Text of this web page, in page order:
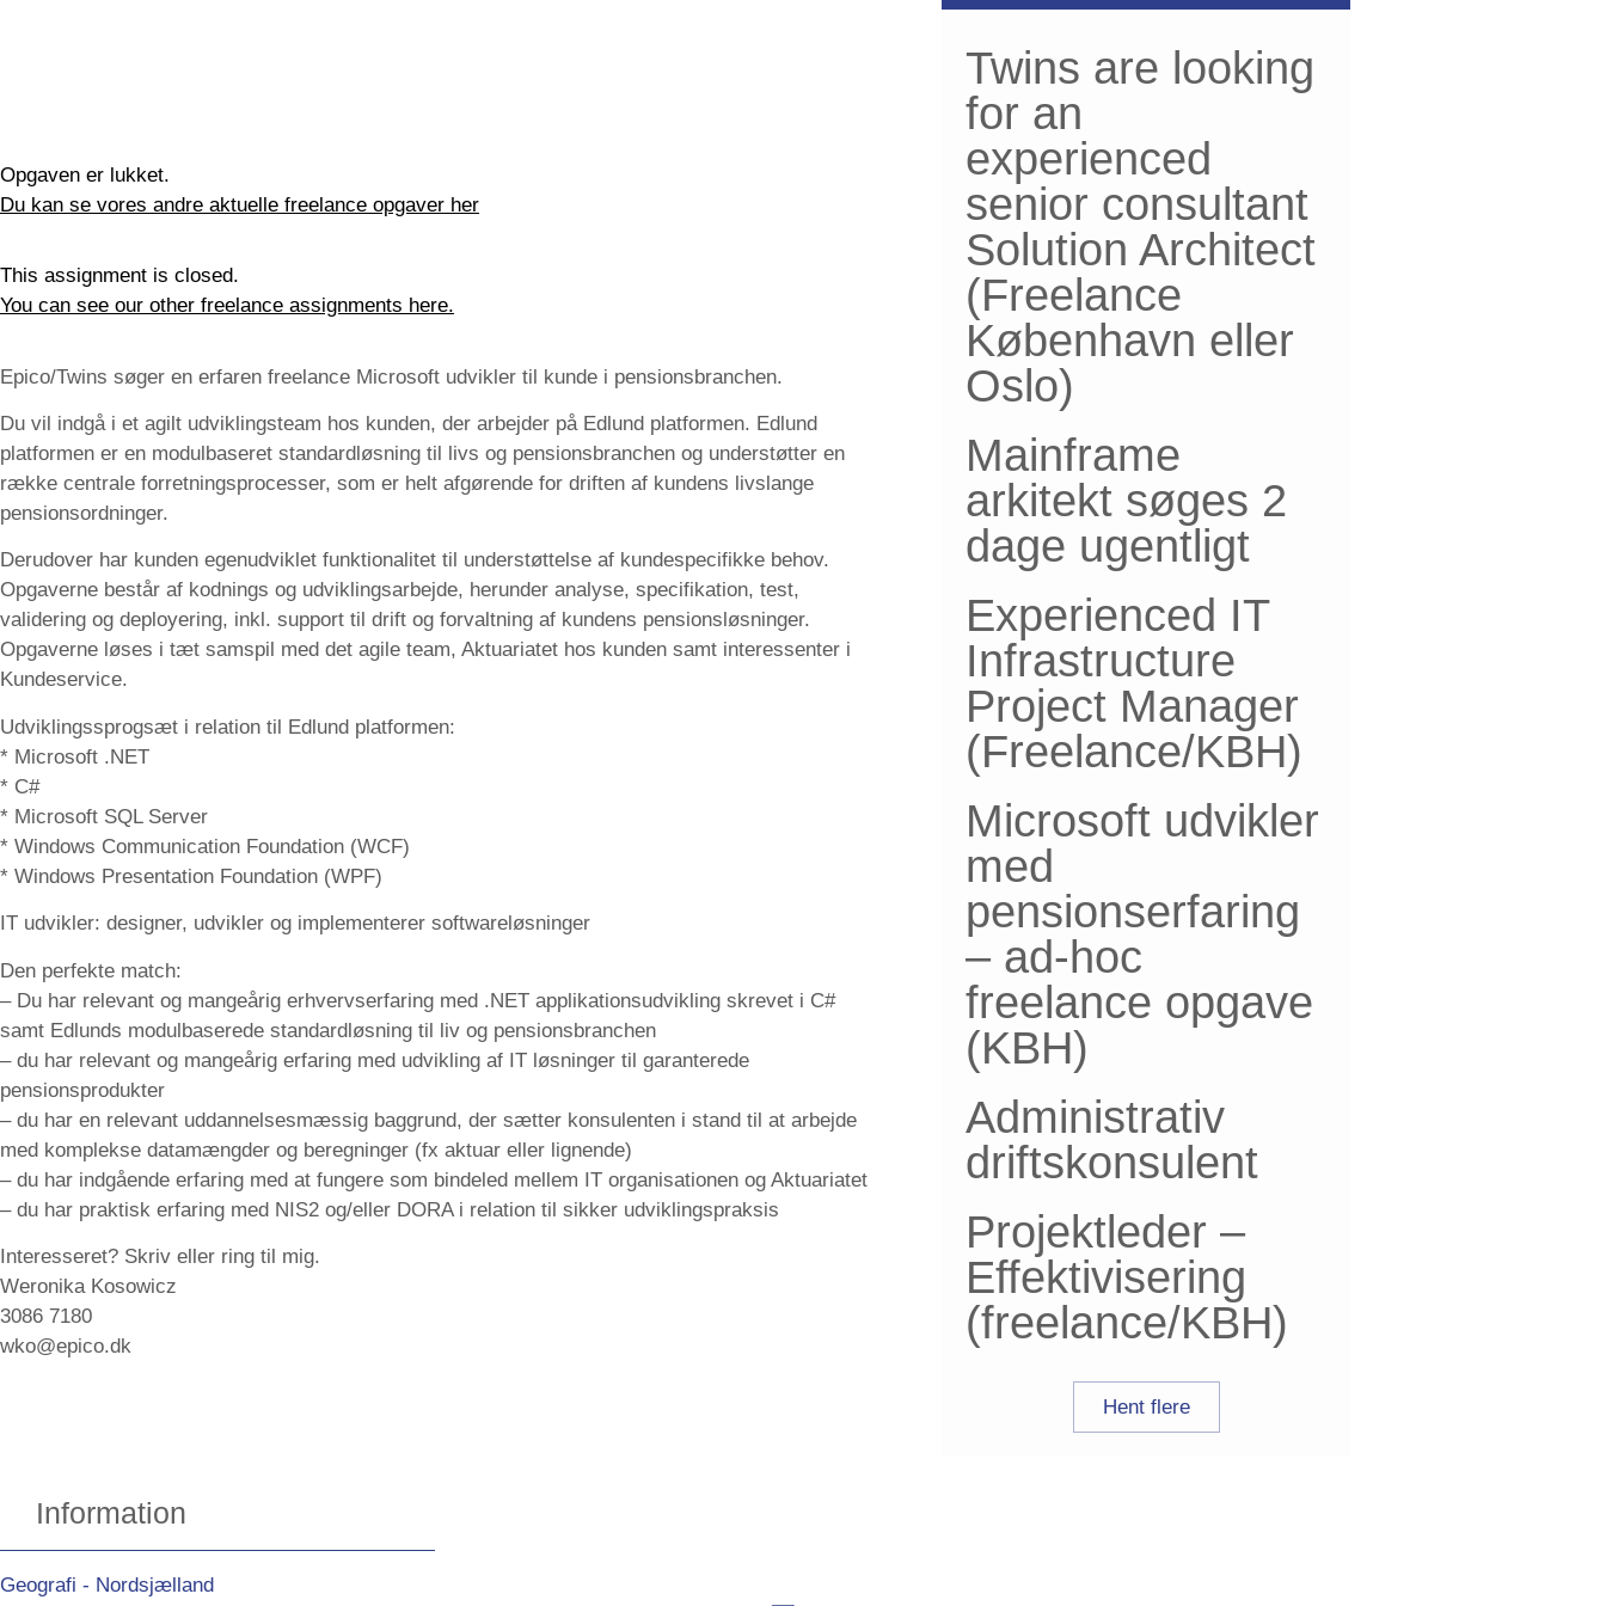
Opgaven er lukket.
Du kan se vores andre aktuelle freelance opgaver her
This assignment is closed.
You can see our other freelance assignments here.
Epico/Twins søger en erfaren freelance Microsoft udvikler til kunde i pensionsbranchen.
Du vil indgå i et agilt udviklingsteam hos kunden, der arbejder på Edlund platformen. Edlund
platformen er en modulbaseret standardløsning til livs og pensionsbranchen og understøtter en
række centrale forretningsprocesser, som er helt afgørende for driften af kundens livslange
pensionsordninger.
Derudover har kunden egenudviklet funktionalitet til understøttelse af kundespecifikke behov.
Opgaverne består af kodnings og udviklingsarbejde, herunder analyse, specifikation, test,
validering og deployering, inkl. support til drift og forvaltning af kundens pensionsløsninger.
Opgaverne løses i tæt samspil med det agile team, Aktuariatet hos kunden samt interessenter i
Kundeservice.
Udviklingssprogsæt i relation til Edlund platformen:
* Microsoft .NET
* C#
* Microsoft SQL Server
* Windows Communication Foundation (WCF)
* Windows Presentation Foundation (WPF)
IT udvikler: designer, udvikler og implementerer softwareløsninger
Den perfekte match:
– Du har relevant og mangeårig erhvervserfaring med .NET applikationsudvikling skrevet i C#
samt Edlunds modulbaserede standardløsning til liv og pensionsbranchen
– du har relevant og mangeårig erfaring med udvikling af IT løsninger til garanterede
pensionsprodukter
– du har en relevant uddannelsesmæssig baggrund, der sætter konsulenten i stand til at arbejde
med komplekse datamængder og beregninger (fx aktuar eller lignende)
– du har indgående erfaring med at fungere som bindeled mellem IT organisationen og Aktuariatet
– du har praktisk erfaring med NIS2 og/eller DORA i relation til sikker udviklingspraksis
Interesseret? Skriv eller ring til mig.
Weronika Kosowicz
3086 7180
wko@epico.dk
Information
Geografi - Nordsjælland
Twins are looking
for an
experienced
senior consultant
Solution Architect
(Freelance
København eller
Oslo)
Mainframe
arkitekt søges 2
dage ugentligt
Experienced IT
Infrastructure
Project Manager
(Freelance/KBH)
Microsoft udvikler
med
pensionserfaring
– ad-hoc
freelance opgave
(KBH)
Administrativ
driftskonsulent
Projektleder –
Effektivisering
(freelance/KBH)
Hent flere